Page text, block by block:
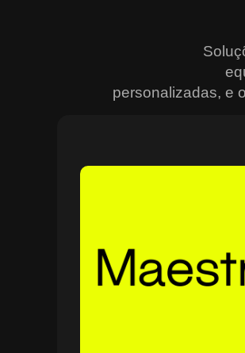
personalizadas, e
de forma integrada e eficiente.
enfrentam dificuldades em
acompanhar o progresso de